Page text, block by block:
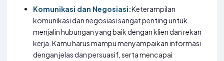
Komunikasi dan Negosiasi:Keterampilan
komunikasi dan negosiasi sangat penting untuk
menjalin hubungan yang baik dengan klien dan rekan
kerja. Kamu harus mampu menyampaikan informasi
dengan jelas dan persuasif, serta mencapai